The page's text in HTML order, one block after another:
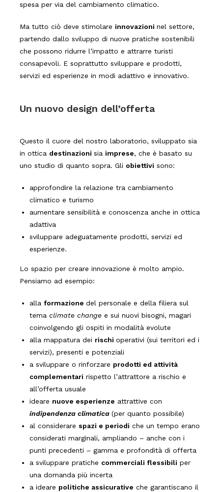
spesa per via del cambiamento climatico.
Ma tutto ciò deve stimolare innovazioni nel settore,
partendo dallo sviluppo di nuove pratiche sostenibili
che possono ridurre l’impatto e attrarre turisti
consapevoli. E soprattutto sviluppare e prodotti,
servizi ed esperienze in modi adattivo e innovativo.
Un nuovo design dell’offerta
Questo il cuore del nostro laboratorio, sviluppato sia
in ottica destinazioni sia imprese, che è basato su
uno studio di quanto sopra. Gli obiettivi sono:
approfondire la relazione tra cambiamento
climatico e turismo
aumentare sensibilità e conoscenza anche in ottica
adattiva
sviluppare adeguatamente prodotti, servizi ed
esperienze.
Lo spazio per creare innovazione è molto ampio.
Pensiamo ad esempio:
alla formazione del personale e della filiera sul
tema climate change e sui nuovi bisogni, magari
coinvolgendo gli ospiti in modalità evolute
alla mappatura dei rischi operativi (sui territori ed i
servizi), presenti e potenziali
a sviluppare o rinforzare prodotti ed attività
complementari rispetto l’attrattore a rischio e
all’offerta usuale
ideare nuove esperienze attrattive con
indipendenza climatica (per quanto possibile)
al considerare spazi e periodi che un tempo erano
considerati marginali, ampliando – anche con i
punti precedenti – gamma e profondità di offerta
a sviluppare pratiche commerciali flessibili per
una domanda più incerta
a ideare politiche assicurative che garantiscano il